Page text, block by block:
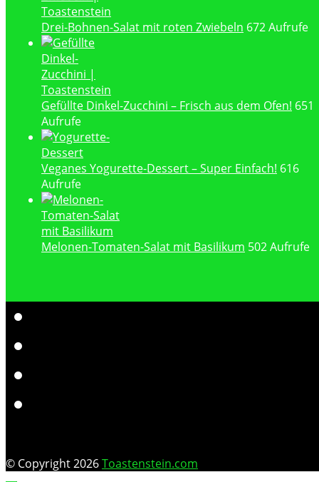
Drei-Bohnen-Salat mit roten Zwiebeln 672 Aufrufe
Gefüllte Dinkel-Zucchini – Frisch aus dem Ofen! 651
Aufrufe
Veganes Yogurette-Dessert – Super Einfach! 616
Aufrufe
Melonen-Tomaten-Salat mit Basilikum 502 Aufrufe
© Copyright 2026Toastenstein.com